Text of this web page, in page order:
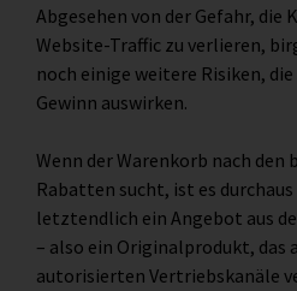
Abgesehen von der Gefahr, die
Website-Traffic zu verlieren,
noch einige weitere Risiken,
Gewinn auswirken.
Wenn der Warenkorb nach den
Rabatten sucht, ist es
letztendlich ein Angebot aus
– also ein Originalprodukt, das
autorisierten Vertriebskanäle